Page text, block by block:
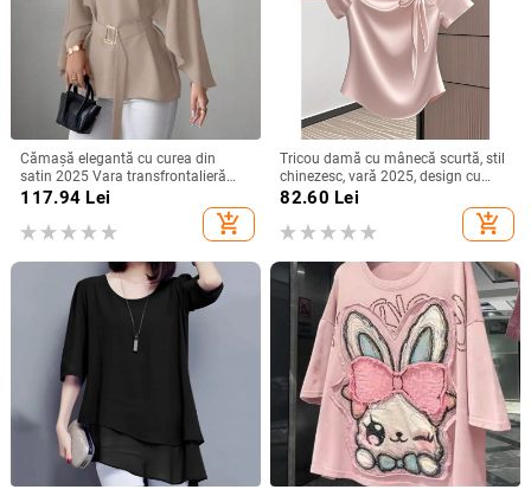
Cămașă elegantă cu curea din
satin 2025 Vara transfrontalieră
Îmbrăcăminte pentru femei
Aliexpress Amazon Casual Confort
Independent Station
117.94 Lei
add_shopping_cart
Tricou damă cu mânecă scurtă, stil
chinezesc, vară 2025, design cu
funda și bretele, croială Slim, top
82.60 Lei
add_shopping_cart